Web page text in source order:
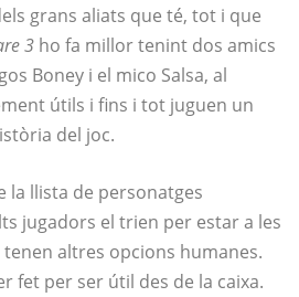
grans aliats que té, tot i que
3 ho fa millor tenint dos amics
Boney i el mico Salsa, al
útils i fins i tot juguen un
del joc.
la llista de personatges
jugadors el trien per estar a les
altres opcions humanes.
fet per ser útil des de la caixa.